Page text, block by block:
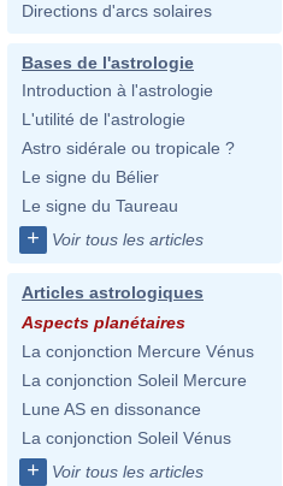
Directions d'arcs solaires
Bases de l'astrologie
Introduction à l'astrologie
L'utilité de l'astrologie
Astro sidérale ou tropicale ?
Le signe du Bélier
Le signe du Taureau
+ Voir tous les articles
Articles astrologiques
Aspects planétaires
La conjonction Mercure Vénus
La conjonction Soleil Mercure
Lune AS en dissonance
La conjonction Soleil Vénus
+ Voir tous les articles